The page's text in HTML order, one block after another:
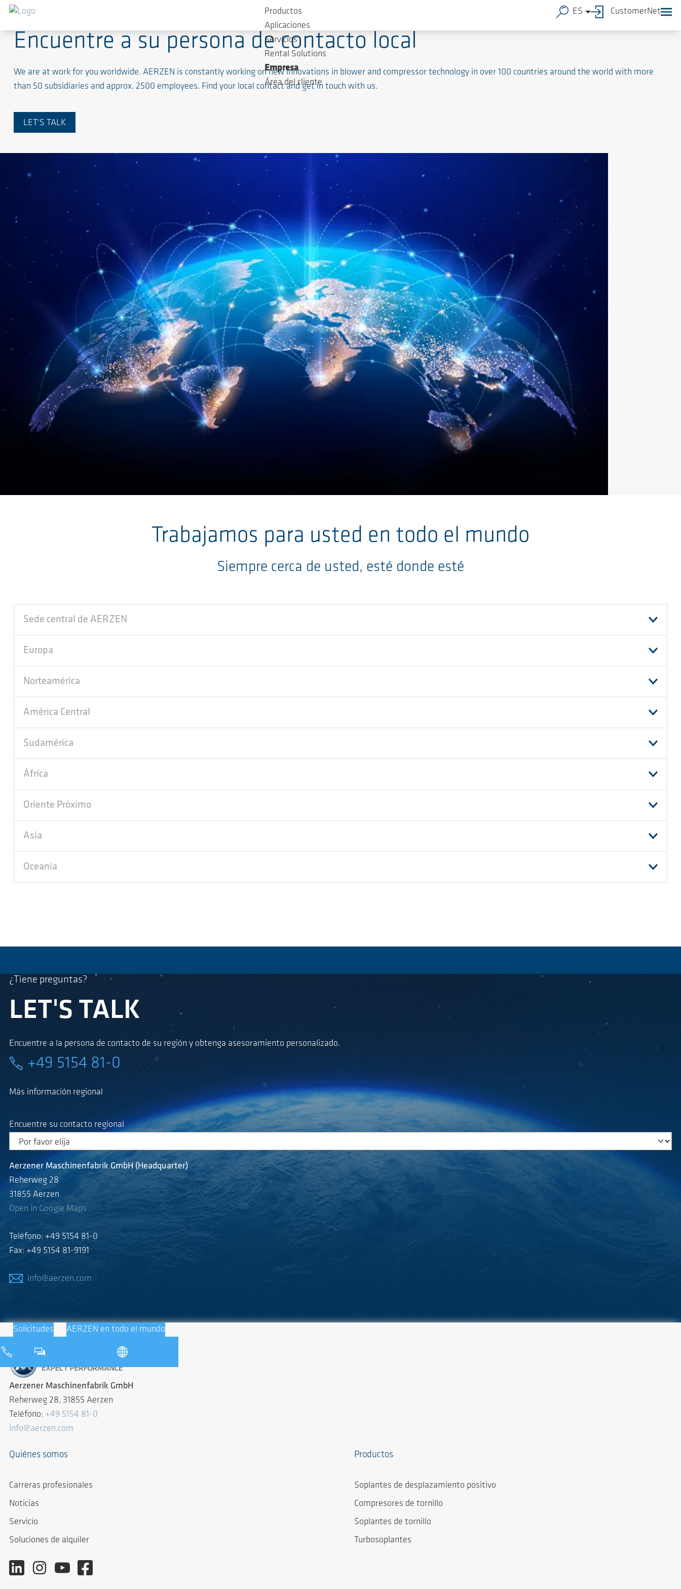
Encuentre a su persona de contacto local
We are at work for you worldwide. AERZEN is constantly working on new innovations in blower and compressor technology in over 100 countries around the world with more
than 50 subsidiaries and approx. 2500 employees. Find your local contact and get in touch with us.
LET'S TALK
Productos
Aplicaciones
Servicios
Rental Solutions
Empresa
Área del cliente
ES CustomerNet
Trabajamos para usted en todo el mundo
Siempre cerca de usted, esté donde esté
Sede central de AERZEN
Europa
Norteamérica
América Central
Sudamérica
África
Oriente Próximo
Asia
Oceanía
¿Tiene preguntas?
LET'S TALK
Encuentre a la persona de contacto de su región y obtenga asesoramiento personalizado.
+49 5154 81-0
Más información regional
Encuentre su contacto regional
Aerzener Maschinenfabrik GmbH (Headquarter)
Reherweg 28
31855 Aerzen
Open in Google Maps
Teléfono: +49 5154 81-0
Fax: +49 5154 81-9191
info@aerzen.com
Solicitudes AERZEN en todo el mundo
Aerzener Maschinenfabrik GmbH
Reherweg 28, 31855 Aerzen
Teléfono: +49 5154 81-0
info@aerzen.com
Quiénes somos
Carreras profesionales
Noticias
Servicio
Soluciones de alquiler
Productos
Soplantes de desplazamiento positivo
Compresores de tornillo
Soplantes de tornillo
Turbosoplantes